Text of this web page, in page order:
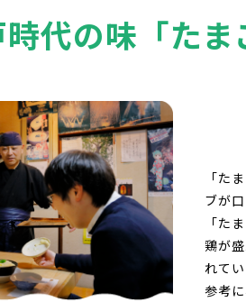
代の味「たま
「た
ブが
「た
鶏が
れて
参考